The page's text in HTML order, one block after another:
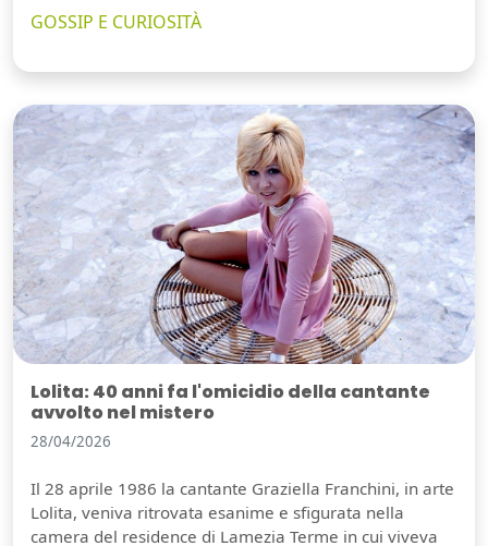
GOSSIP E CURIOSITÀ
Lolita: 40 anni fa l'omicidio della cantante
avvolto nel mistero
28/04/2026
Il 28 aprile 1986 la cantante Graziella Franchini, in arte
Lolita, veniva ritrovata esanime e sfigurata nella
camera del residence di Lamezia Terme in cui viveva